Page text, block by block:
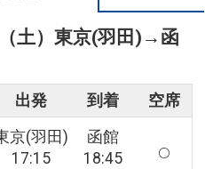
土） 東京(羽田) → 函
出発 到着 空席
京(羽田)
17:15
函館
18:45